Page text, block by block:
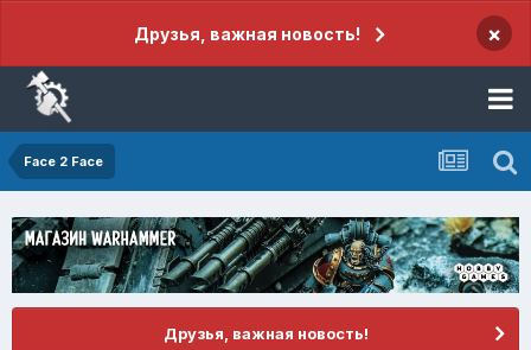
Друзья, важная новость! ×
Face 2 Face
Друзья, важная новость!